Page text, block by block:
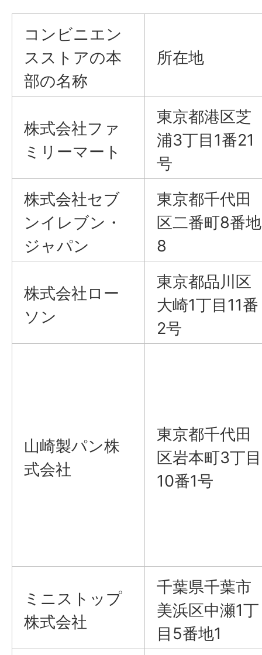
コンビニエン
スストアの本
部の名称
所在地
株式会社ファ
ミリーマート
東京都港区芝
浦3丁目1番21
号
株式会社セブ
ンイレブン・
ジャパン
東京都千代田
区二番町8番地
8
株式会社ロー
ソン
東京都品川区
大崎1丁目11番
2号
山崎製パン株
式会社
東京都千代田
区岩本町3丁目
10番1号
ミニストップ
株式会社
千葉県千葉市
美浜区中瀬1丁
目5番地1